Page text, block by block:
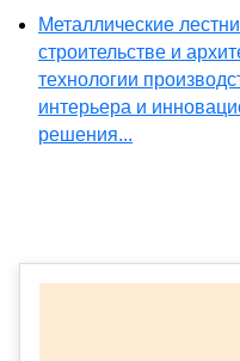
Металлические
строительстве и
технологии
интерьера и
решения...